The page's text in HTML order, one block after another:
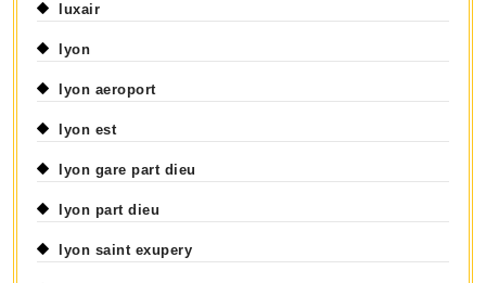
luxair
lyon
lyon aeroport
lyon est
lyon gare part dieu
lyon part dieu
lyon saint exupery